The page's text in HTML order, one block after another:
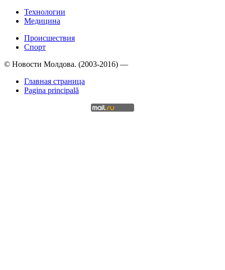
Технологии
Медицина
Происшествия
Спорт
© Новости Молдова. (2003-2016) —
Главная страница
Pagina principală